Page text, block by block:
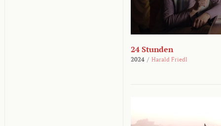
24 Stunden
2024 / Harald Friedl